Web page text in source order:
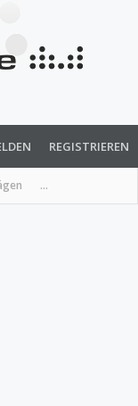
...
REGISTRIEREN